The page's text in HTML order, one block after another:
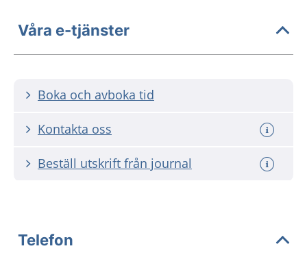
Våra e-tjänster
Boka och avboka tid
Kontakta oss
Beställ utskrift från journal
Telefon